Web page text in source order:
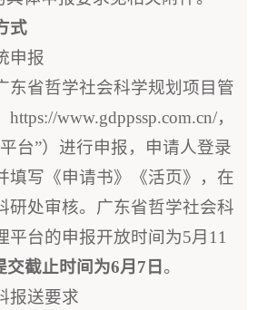
式
申报
东省哲学社会科学规划项目管
www.gdppssp.com.cn/，
台”）进行申报，申请人登录
填写《申请书》《活页》，在
研处审核。广东省哲学社会科
平台的申报开放时间为5月11
交截止时间为6月 7 日。
报送要求